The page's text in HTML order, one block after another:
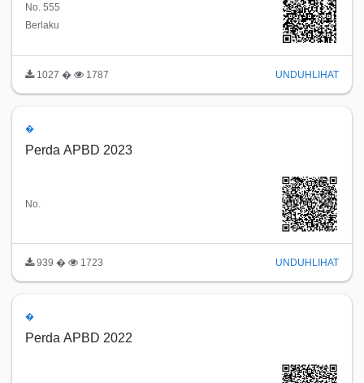
No. 555
Berlaku
1027 � 1787 UNDUH LIHAT
�
Perda APBD 2023
No.
939 � 1723 UNDUH LIHAT
�
Perda APBD 2022